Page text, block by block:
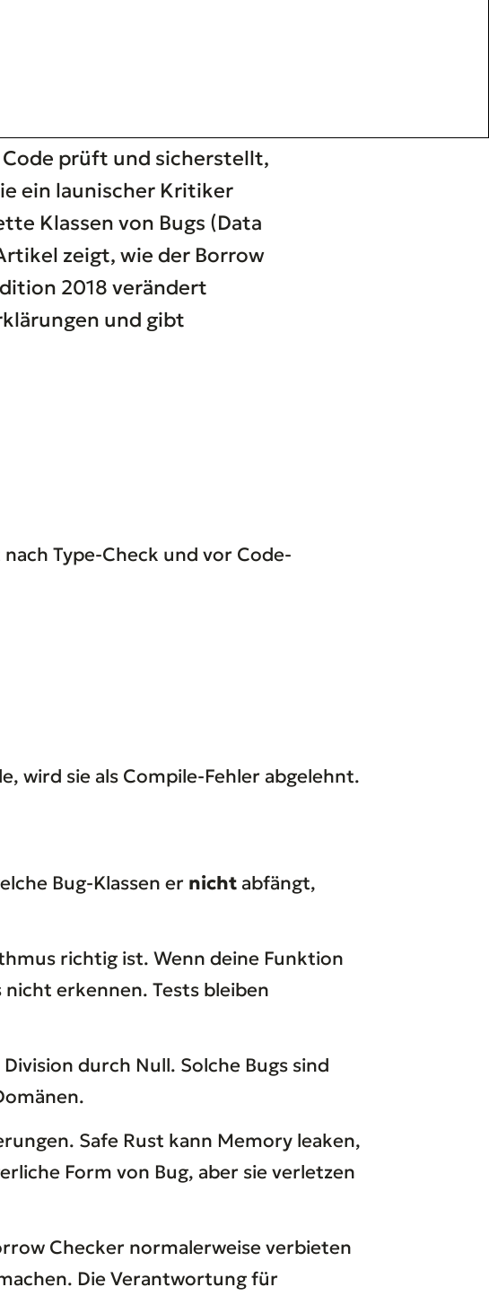
prüft und sicherstellt,
ein launischer Kritiker
Klassen von Bugs (Data
zeigt, wie der Borrow
2018 verändert
und gibt
Type-Check und vor Code-
wird sie als Compile-Fehler abgelehnt.
Bug-Klassen er nicht abfängt,
richtig ist. Wenn deine Funktion
erkennen. Tests bleiben
durch Null. Solche Bugs sind
Safe Rust kann Memory leaken,
Form von Bug, aber sie verletzen
Checker normalerweise verbieten
Die Verantwortung für